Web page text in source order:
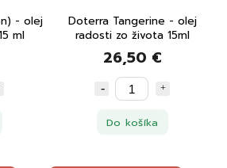
- olej
ml
Doterra Tangerine - olej
radosti zo života 15ml
26,50 €
Do košíka